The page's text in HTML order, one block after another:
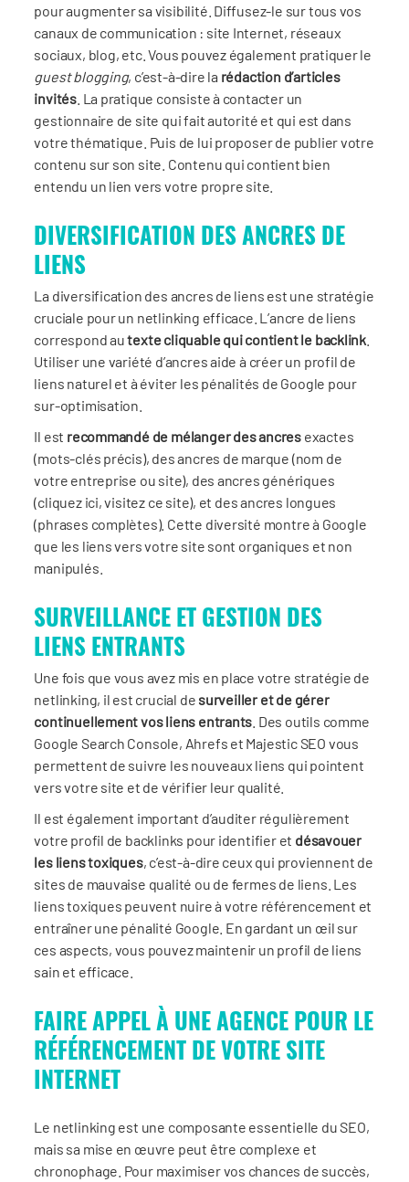
pour augmenter sa visibilité. Diffusez-le sur tous vos
canaux de communication : site Internet, réseaux
sociaux, blog, etc. Vous pouvez également pratiquer le
guest blogging, c’est-à-dire la rédaction d’articles
invités. La pratique consiste à contacter un
gestionnaire de site qui fait autorité et qui est dans
votre thématique. Puis de lui proposer de publier votre
contenu sur son site. Contenu qui contient bien
entendu un lien vers votre propre site.
DIVERSIFICATION DES ANCRES DE
LIENS
La diversification des ancres de liens est une stratégie
cruciale pour un netlinking efficace. L’ancre de liens
correspond autexte cliquable qui contient le backlink
Utiliser une variété d’ancres aide à créer un profil de
liens naturel et à éviter les pénalités de Google pour
sur-optimisation.
Il est recommandé de mélanger des ancres exactes
(mots-clés précis), des ancres de marque (nom de
votre entreprise ou site), des ancres génériques
(cliquez ici, visitez ce site), et des ancres longues
(phrases complètes). Cette diversité montre à Google
que les liens vers votre site sont organiques et non
manipulés.
SURVEILLANCE ET GESTION DES
LIENS ENTRANTS
Une fois que vous avez mis en place votre stratégie de
netlinking, il est crucial de surveiller et de gérer
continuellement vos liens entrants . Des outils comme
Google Search Console, Ahrefs et Majestic SEO vous
permettent de suivre les nouveaux liens qui pointent
vers votre site et de vérifier leur qualité.
Il est également important d’auditer régulièrement
votre profil de backlinks pour identifier et désavouer
les liens toxiques, c’est-à-dire ceux qui proviennent de
sites de mauvaise qualité ou de fermes de liens. Les
liens toxiques peuvent nuire à votre référencement et
entraîner une pénalité Google. En gardant un œil sur
ces aspects, vous pouvez maintenir un profil de liens
sain et efficace.
FAIRE APPEL À UNE AGENCE POUR LE
RÉFÉRENCEMENT DE VOTRE SITE
INTERNET
Le netlinking est une composante essentielle du SEO,
mais sa mise en œuvre peut être complexe et
chronophage. Pour maximiser vos chances de succès,